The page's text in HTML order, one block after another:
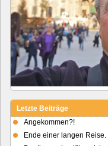
Letzte Beiträge
Angekommen?!
Ende einer langen Reise.